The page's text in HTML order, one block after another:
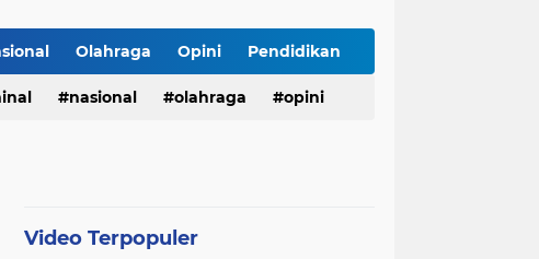
Satresnarkoba Polres Labusel Gerebek Rumah di Kota Pinang, Andre Ditangkap dengan Sabu 1,45 Gram
Olahraga Opini Pendidikan
nasional olahraga opini
Video Terpopuler